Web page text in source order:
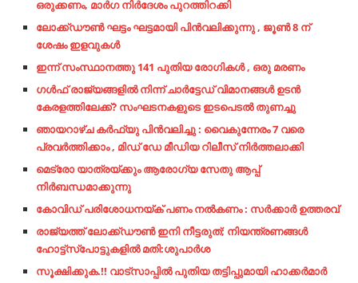
ഒരുക്കണം, മാർഗ നിർദേശം പുറത്തിറക്കി
ലോക്ക്ഡൗണ്‍ ഘട്ടം ഘട്ടമായി പിന്‍വലിക്കുന്നു , ജൂണ്‍ 8 ന്
ശേഷം ഇളവുകൾ
ഇന്ന് സംസ്ഥാനത്തു 141 പുതിയ രോഗികൾ , ഒരു മരണം
ഗള്‍ഫ് രാജ്യങ്ങളില്‍ നിന്ന് ചാര്‍ട്ടേഡ് വിമാനങ്ങള്‍ ഉടന്‍
കേരളത്തിലേക്ക്? സംഘടനകളുടെ ഇടപെടല്‍ തുണച്ചു
ഞായറാഴ്ച കർഫ്യു പിൻവലിച്ചു : വൈകുന്നേരം 7 വരെ
പ്രവർത്തിക്കാം , മിഡ് ഡേ മീഡിയ റിലീസ് നിർത്തലാക്കി
മെട്രോ യാത്രയ്ക്കും ആരോഗ്യ സേതു ആപ്പ്
നിർബന്ധമാക്കുന്നു
കോവിഡ് പരിശോധനയ്ക് പണം നൽകണം : സർക്കാർ ഉത്തരവ്
രാജ്യത്ത് ലോക്ക്ഡൗണ്‍ ഇനി നീട്ടരുത്; നിയന്ത്രണങ്ങള്‍
ഹോട്ട്സ്പോട്ടുകളില്‍ മതി:ശുപാര്‍ശ
സൂക്ഷിക്കുക.!! വാട്‌സാപ്പില്‍ പുതിയ തട്ടിപ്പുമായി ഹാക്കര്‍മാര്‍